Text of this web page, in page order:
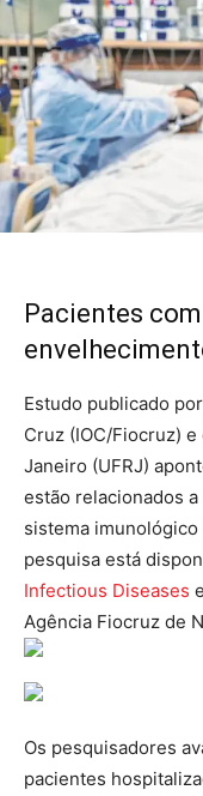
Pacientes
Estudo publicado
Cruz (IOC/Fiocruz)
Janeiro (UFRJ)
estão relacionados
sistema
pesquisa está
Infectious Diseases
Agência Fiocruz de
Os pesquisadores
pacientes